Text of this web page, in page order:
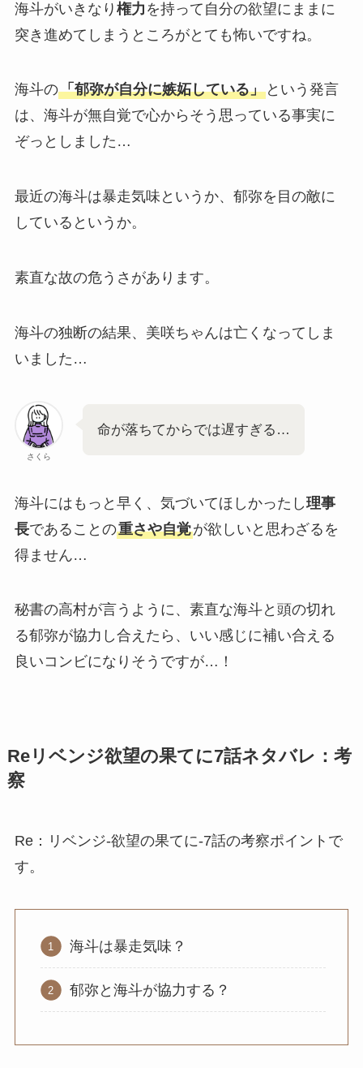
海斗がいきなり 権力 を持って自分の欲望にままに
突き進めてしまうところがとても怖いですね。
海斗の「郁弥が自分に嫉妬している」という発言
は、海斗が無自覚で心からそう思っている事実に
ぞっとしました…
最近の海斗は暴走気味というか、郁弥を目の敵に
しているというか。
素直な故の危うさがあります。
海斗の独断の結果、美咲ちゃんは亡くなってしま
いました…
さくら
命が落ちてからでは遅すぎる…
海斗にはもっと早く、気づいてほしかったし理事
長であることの重さや自覚が欲しいと思わざるを
得ません…
秘書の高村が言うように、素直な海斗と頭の切れ
る郁弥が協力し合えたら、いい感じに補い合える
良いコンビになりそうですが…！
Reリベンジ欲望の果てに7話ネタバレ：考
察
Re：リベンジ-欲望の果てに-7話の考察ポイントで
す。
海斗は暴走気味？
郁弥と海斗が協力する？